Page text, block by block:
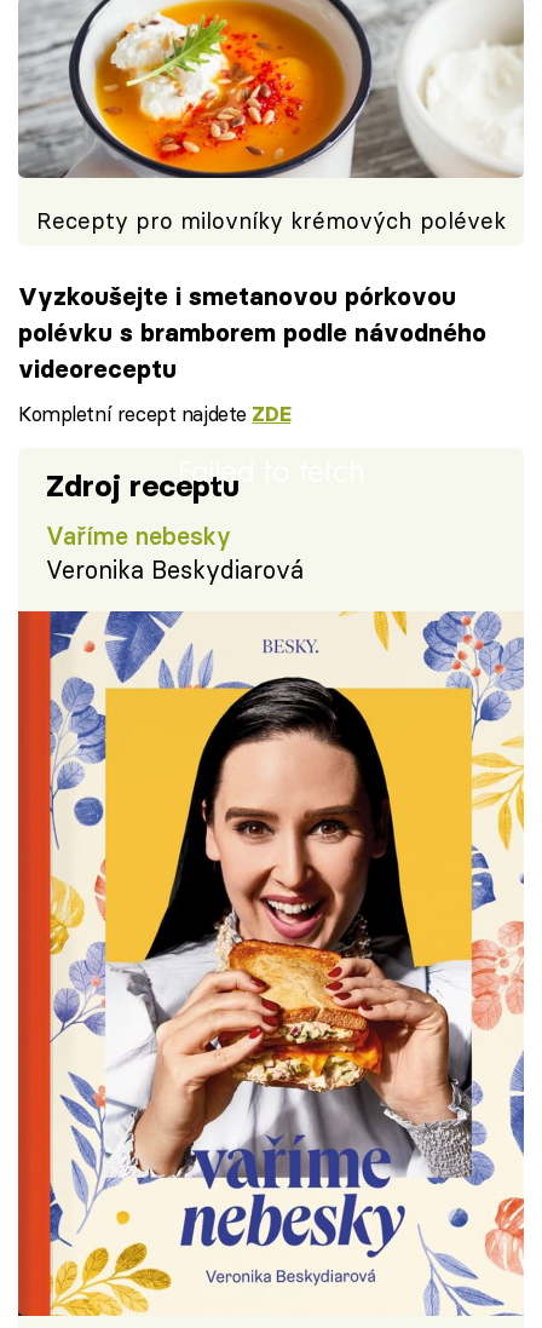
Recepty pro milovníky krémových polévek
Vyzkoušejte i smetanovou pórkovou
polévku s bramborem podle návodného
videoreceptu
Kompletní recept najdete ZDE
Failed to fetch
Zdroj receptu
Vaříme nebesky
Veronika Beskydiarová